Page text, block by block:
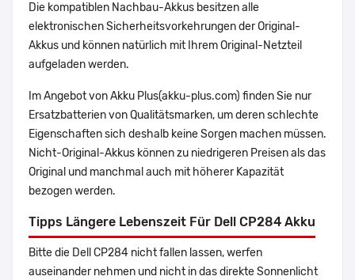
Die kompatiblen Nachbau-Akkus besitzen alle
elektronischen Sicherheitsvorkehrungen der Original-
Akkus und können natürlich mit Ihrem Original-Netzteil
aufgeladen werden.
Im Angebot von Akku Plus(akku-plus.com) finden Sie nur
Ersatzbatterien von Qualitätsmarken, um deren schlechte
Eigenschaften sich deshalb keine Sorgen machen müssen.
Nicht-Original-Akkus können zu niedrigeren Preisen als das
Original und manchmal auch mit höherer Kapazität
bezogen werden.
Tipps Längere Lebenszeit Für Dell CP284 Akku
Bitte die Dell CP284 nicht fallen lassen, werfen
auseinander nehmen und nicht in das direkte Sonnenlicht